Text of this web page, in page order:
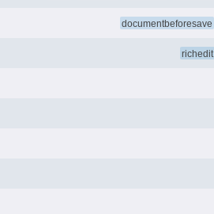
documentbeforesave
richedit